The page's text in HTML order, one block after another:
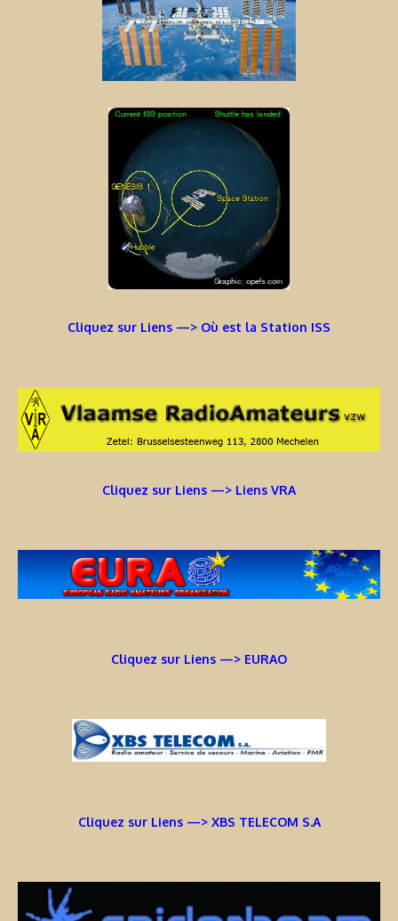
Cliquez sur Liens —> Où est la Station ISS
Cliquez sur Liens —> Liens VRA
Cliquez sur Liens —> EURAO
Cliquez sur Liens —> XBS TELECOM S.A